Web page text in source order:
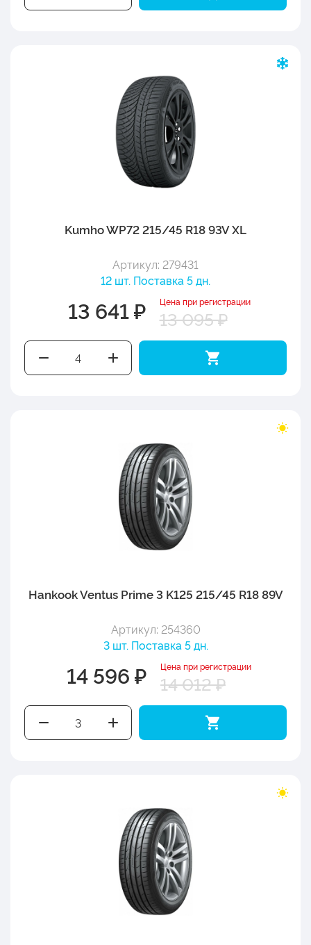
Kumho WP72 215/45 R18 93V XL
Артикул: 279431
12 шт. Поставка 5 дн.
13 641 ₽ Цена при регистрации
13 095 ₽
Hankook Ventus Prime 3 K125 215/45 R18 89V
Артикул: 254360
3 шт. Поставка 5 дн.
14 596 ₽ Цена при регистрации
14 012 ₽